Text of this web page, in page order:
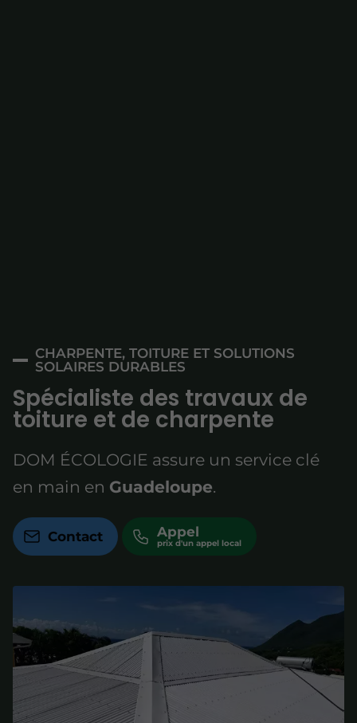
CHARPENTE, TOITURE ET SOLUTIONS
SOLAIRES DURABLES
Spécialiste des travaux de
toiture et de charpente
DOM ÉCOLOGIE assure un service clé
en main en Guadeloupe.
Contact Appel